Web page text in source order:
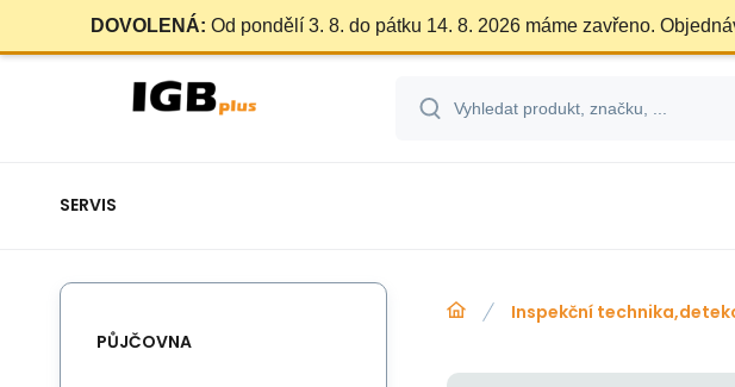
DOVOLENÁ: Od pondělí 3. 8. do pátku 14. 8. 2026 máme zavřeno.
SERVIS
Inspekční
PŮJČOVNA